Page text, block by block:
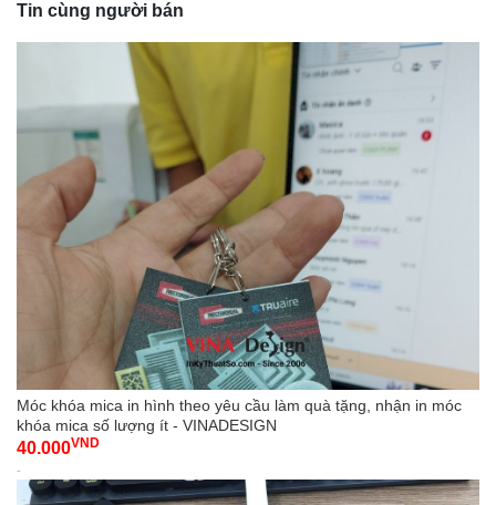
Tin cùng người bán
Móc khóa mica in hình theo yêu cầu làm quà tặng, nhận in móc
khóa mica số lượng ít - VINADESIGN
40.000VND
-